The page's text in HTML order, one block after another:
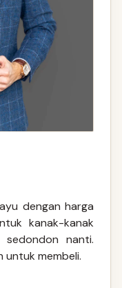
dengan harga
kanak-kanak
nanti.
untuk membeli.